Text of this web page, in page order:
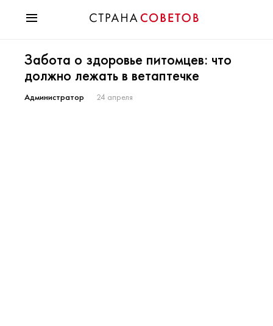
Мода
Звезды
Гороскопы
Забота о здоровье питомцев: что
должно лежать в ветаптечке
Администратор 24 апреля